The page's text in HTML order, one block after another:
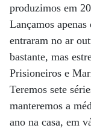
produzimos em
Lançamos
entraram no ar
bastante, mas
Prisioneiros e
Teremos sete
manteremos a
ano na casa, em